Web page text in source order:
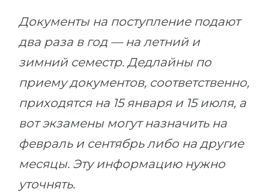
Документы на поступление подают
два раза в год — на летний и
зимний семестр. Дедлайны по
приему документов, соответственно,
приходятся на 15 января и 15 июля, а
вот экзамены могут назначить на
февраль и сентябрь либо на другие
месяцы. Эту информацию нужно
уточнять.